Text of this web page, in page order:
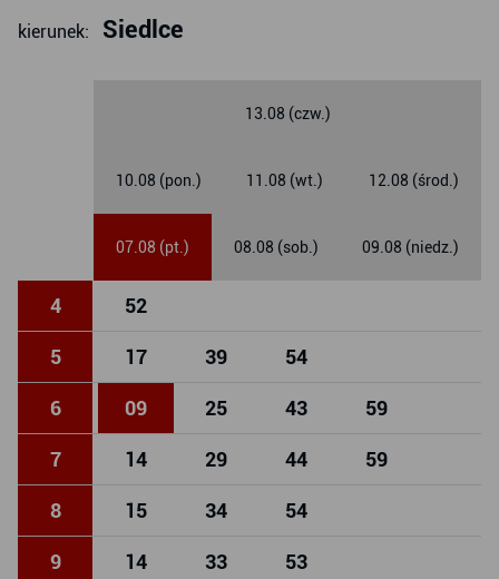
kierunek: Siedlce
07.08 (pt.) 08.08 (sob.) 09.08 (niedz.)
10.08 (pon.) 11.08 (wt.) 12.08 (środ.)
13.08 (czw.)
4 52
5 17 39 54
6 09 25 43 59
7 14 29 44 59
8 15 34 54
9 14 33 53